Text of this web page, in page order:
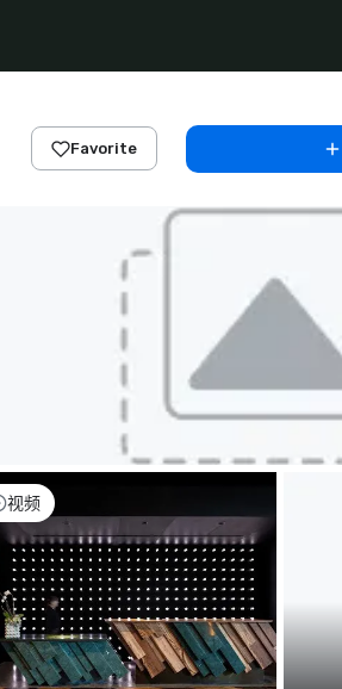
Favorite
视频